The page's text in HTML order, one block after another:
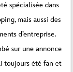
spécialisée dans
mais aussi des
d’entreprise.
sur une annonce
toujours été fan et